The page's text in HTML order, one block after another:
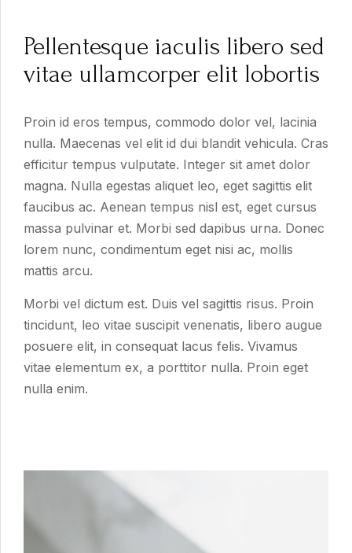
Pellentesque iaculis libero sed
vitae ullamcorper elit lobortis
Proin id eros tempus, commodo dolor vel, lacinia
nulla. Maecenas vel elit id dui blandit vehicula. Cras
efficitur tempus vulputate. Integer sit amet dolor
magna. Nulla egestas aliquet leo, eget sagittis elit
faucibus ac. Aenean tempus nisl est, eget cursus
massa pulvinar et. Morbi sed dapibus urna. Donec
lorem nunc, condimentum eget nisi ac, mollis
mattis arcu.
Morbi vel dictum est. Duis vel sagittis risus. Proin
tincidunt, leo vitae suscipit venenatis, libero augue
posuere elit, in consequat lacus felis. Vivamus
vitae elementum ex, a porttitor nulla. Proin eget
nulla enim.